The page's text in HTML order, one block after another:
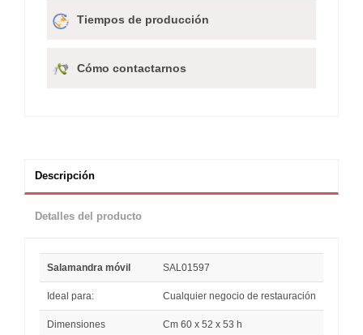
Tiempos de producción
Cómo contactarnos
Descripción
Detalles del producto
Salamandra móvil SAL01597
Ideal para: Cualquier negocio de restauración
Dimensiones Cm 60 x 52 x 53 h